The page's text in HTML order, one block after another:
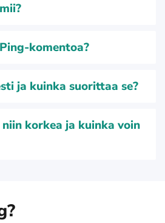
komentoa?
ja kuinka suorittaa se?
korkea ja kuinka voin